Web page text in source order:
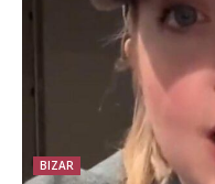
BIZAR